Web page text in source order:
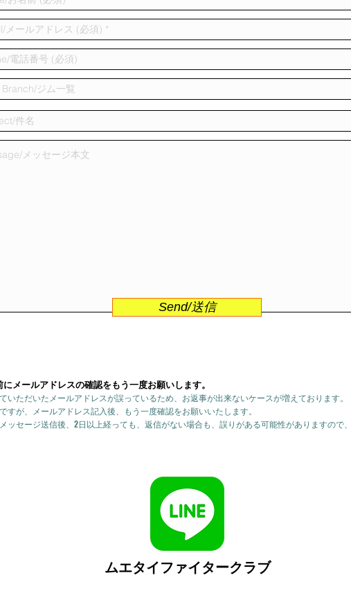
Send/送信
にメールアドレスの確認をもう一度お願いします。
いただいたメールアドレスが誤っているため、お返事が出来ないケースが増えております。
すが、メールアドレス記入後、もう一度確認をお願いいたします。
ッセージ送信後、2日以上経っても、返信がない場合も、誤りがある可能性がありますので
ムエタイファイタークラブ